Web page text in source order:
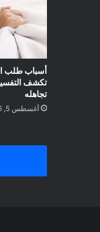
أسباب طلب
تكشف
تجاهله
أغسطس 5, 2026